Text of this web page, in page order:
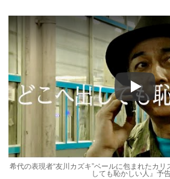
Play
希代の表現者“友川カズキ”ベールに包まれたカ
しても恥かしい人』予